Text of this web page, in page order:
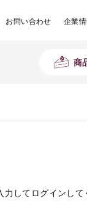
お問い合わせ 企業
商
してログインして